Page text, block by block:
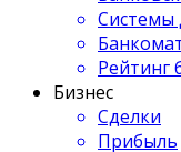
Системы
Рейтинг
Бизнес
Сделки
Прибыль